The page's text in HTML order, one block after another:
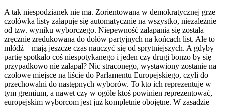
A tak niespodzianek nie ma. Zorientowana w demokratycznej grze
czołówka listy załapuje się automatycznie na wszystko, niezależnie
od tzw. wyniku wyborczego. Niepewność załapania się została
zręcznie zredukowana do dołów partyjnych na końcach list. Ale to
młódź – mają jeszcze czas nauczyć się od sprytniejszych. A gdyby
partię spotkało coś niespotykanego i jeden czy drugi bonzo by się
przypadkowo nie załapał? Nic straconego, wystawiony zostanie na
czołowe miejsce na liście do Parlamentu Europejskiego, czyli do
przechowalni do następnych wyborów. To kto ich reprezentuje w
tym gremium, a nawet czy w ogóle ktoś powinien reprezentować,
europejskim wyborcom jest już kompletnie obojętne. W zasadzie